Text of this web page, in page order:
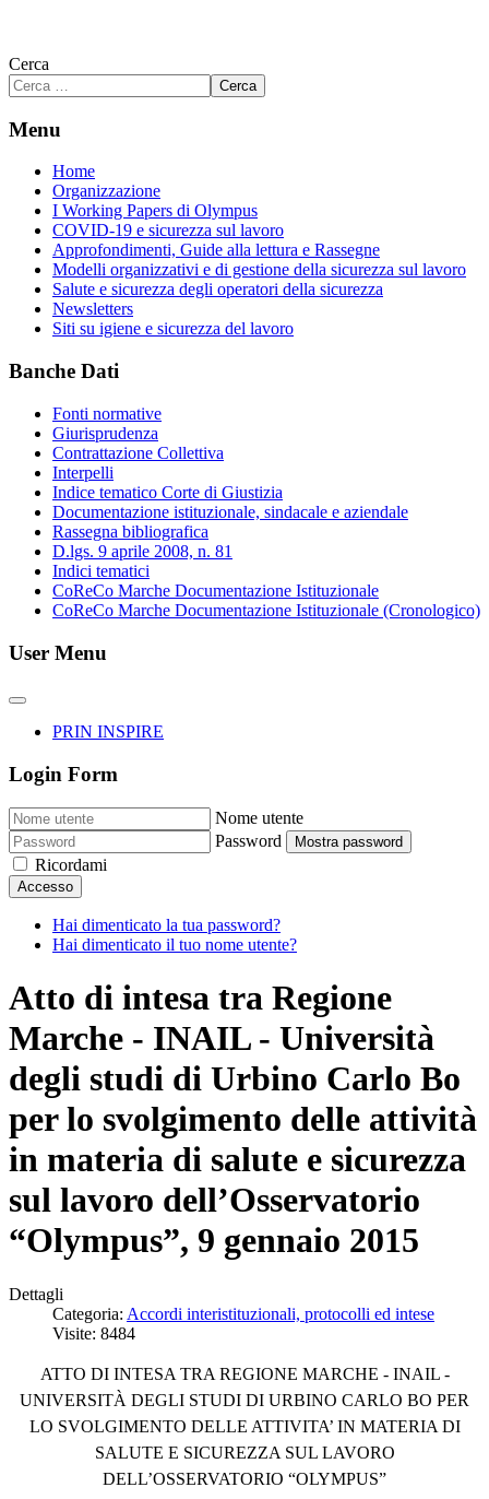
Cerca
Cerca
Menu
Home
Organizzazione
I Working Papers di Olympus
COVID-19 e sicurezza sul lavoro
Approfondimenti, Guide alla lettura e Rassegne
Modelli organizzativi e di gestione della sicurezza sul lavoro
Salute e sicurezza degli operatori della sicurezza
Newsletters
Siti su igiene e sicurezza del lavoro
Banche Dati
Fonti normative
Giurisprudenza
Contrattazione Collettiva
Interpelli
Indice tematico Corte di Giustizia
Documentazione istituzionale, sindacale e aziendale
Rassegna bibliografica
D.lgs. 9 aprile 2008, n. 81
Indici tematici
CoReCo Marche Documentazione Istituzionale
CoReCo Marche Documentazione Istituzionale (Cronologico)
User Menu
PRIN INSPIRE
Login Form
Nome utente
Password
Mostra password
Ricordami
Accesso
Hai dimenticato la tua password?
Hai dimenticato il tuo nome utente?
Atto di intesa tra Regione
Marche - INAIL - Università
degli studi di Urbino Carlo Bo
per lo svolgimento delle attività
in materia di salute e sicurezza
sul lavoro dell’Osservatorio
“Olympus”, 9 gennaio 2015
Dettagli
Categoria: Accordi interistituzionali, protocolli ed intese
Visite: 8484
ATTO DI INTESA TRA REGIONE MARCHE - INAIL -
UNIVERSITÀ DEGLI STUDI DI URBINO CARLO BO PER
LO SVOLGIMENTO DELLE ATTIVITA’ IN MATERIA DI
SALUTE E SICUREZZA SUL LAVORO
DELL’OSSERVATORIO “OLYMPUS”